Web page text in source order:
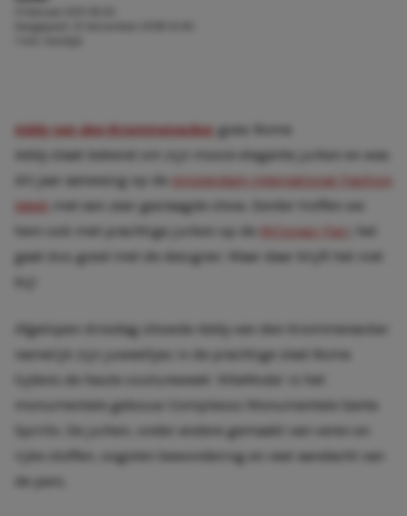
Addy van den Krommenacker goes Rome
Addy staat bekend om zijn mooie elegante jurken en was
dit jaar aanwezig op de
Amsterdam International Fashion
Week
met een zeer geslaagde show. Eerder troffen we
hem ook met prachtige jurken op de
Miljonair Fair
; het
gaat dus goed met de designer. Maar daar blijft het niet
Afgelopen dinsdag showde Addy van den Krommenacker
namelijk zijn juweeltjes in de prachtige stad Rome
tijdens de haute coutureweek ‘AlteModa’ in het
monumentale gebouw Complesso Monumentale Santa
Spirito. De jurken, onder andere gemaakt van veren en
rijke stoffen, oogsten bewondering en veel aandacht van
de pers.